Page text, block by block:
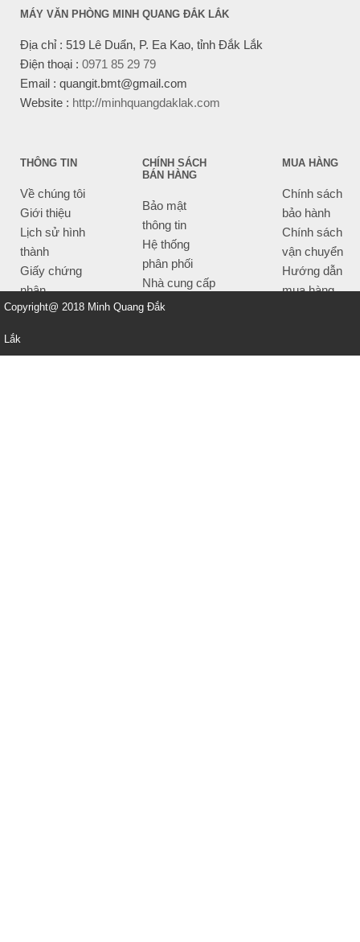
MÁY VĂN PHÒNG MINH QUANG ĐẮK LẮK
Địa chỉ : 519 Lê Duẩn, P. Ea Kao, tỉnh Đắk Lắk
Điện thoại : 0971 85 29 79
Email : quangit.bmt@gmail.com
Website : http://minhquangdaklak.com
THÔNG TIN
Về chúng tôi
Giới thiệu
Lịch sử hình
thành
Giấy chứng
nhận
CHÍNH SÁCH
BÁN HÀNG
Bảo mật
thông tin
Hệ thống
phân phối
Nhà cung cấp
Tiêu chí bán
MUA HÀNG
Chính sách
bảo hành
Chính sách
vận chuyển
Hướng dẫn
mua hàng
Copyright@ 2018 Minh Quang Đắk
Lắk